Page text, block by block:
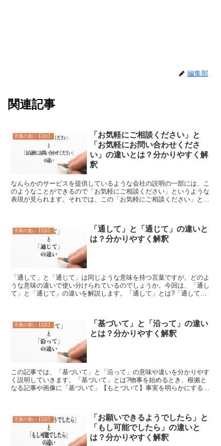
編集部
関連記事
言葉の違い【2語】
「お気軽にご相談ください」と
「お気軽にお問い合わせくださ
い」の違いとは？分かりやすく解
釈
なんらかのサービスを提供しているような会社の説明の一部には、こ
のようなことができるので「お気軽にご相談ください」というような
表現が見られます。それでは、この「お気軽にご相談ください」とは
言葉の違い【2語】
「通して」と「通じて」の違いと
は？分かりやすく解釈
「通して」と「通じて」は同じような意味を持つ言葉ですが、どのよ
うな意味の違いで使い分けられているのでしょうか。今回は、「通し
て」と「通じて」の違いを解説します。「通して」とは?「通して」
言葉の違い【2語】
「基づいて」と「沿って」の違い
とは？分かりやすく解釈
この記事では、「基づいて」と「沿って」の意味や違いを分かりやす
く説明していきます。「基づいて」とは?物事を始めるとき、根拠と
なる記事や画像に「基づいて」【もとづいて】事実を明らかにすると
言葉の違い【2語】
「お願いできるようでしたら」と
「もし可能でしたら」の違いと
は？分かりやすく解釈